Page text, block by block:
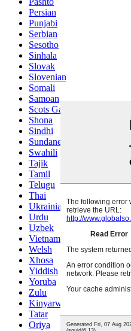
Persian
Punjabi
Serbian
Sesotho
Sinhala
Slovak
Slovenian
Somali
Samoan
Scots Gaelic
Shona
Sindhi
Sundanese
Swahili
Tajik
Tamil
Telugu
Thai
Ukrainian
Urdu
Uzbek
Vietnamese
Welsh
Xhosa
Yiddish
Yoruba
Zulu
Kinyarwanda
Tatar
Oriya